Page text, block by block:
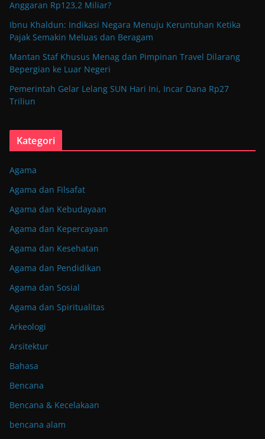
Anggaran Rp123,2 Miliar?
Ibnu Khaldun: Indikasi Negara Menuju Keruntuhan Ketika
Pajak Semakin Meluas dan Beragam
Mantan Staf Khusus Menag dan Pimpinan Travel Dilarang
Bepergian ke Luar Negeri
Pemerintah Gelar Lelang SUN Hari Ini, Incar Dana Rp27
Triliun
Kategori
Agama
Agama dan Filsafat
Agama dan Kebudayaan
Agama dan Kepercayaan
Agama dan Kesehatan
Agama dan Pendidikan
Agama dan Sosial
Agama dan Spiritualitas
Arkeologi
Arsitektur
Bahasa
Bencana
Bencana & Kecelakaan
bencana alam